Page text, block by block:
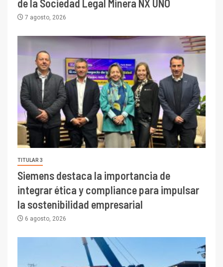
de la Sociedad Legal Minera NX UNO
7 agosto, 2026
TITULAR 3
Siemens destaca la importancia de
integrar ética y compliance para impulsar
la sostenibilidad empresarial
6 agosto, 2026